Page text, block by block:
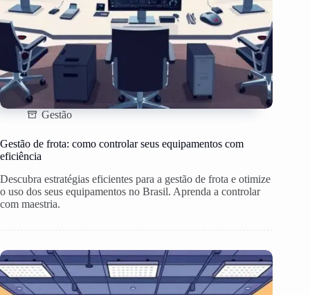
Gestão
Gestão de frota: como controlar seus equipamentos com
eficiência
Descubra estratégias eficientes para a gestão de frota e otimize
o uso dos seus equipamentos no Brasil. Aprenda a controlar
com maestria.